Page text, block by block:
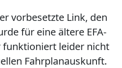
vorbesetzte Link, den
für eine ältere EFA-
funktioniert leider nicht
Fahrplanauskunft.